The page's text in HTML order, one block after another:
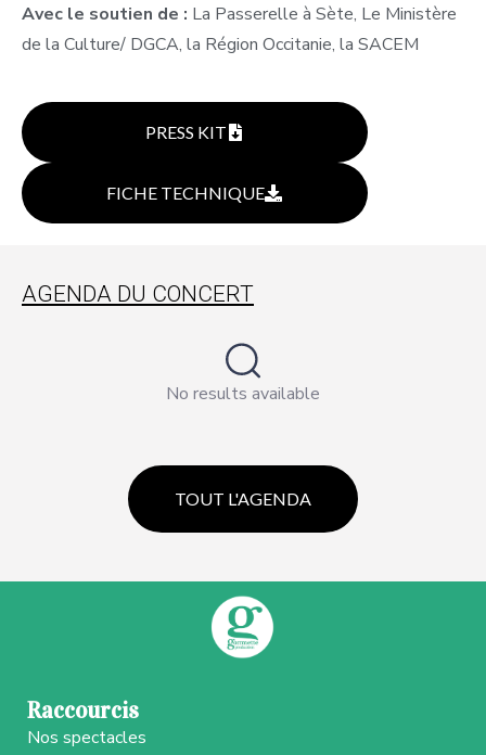
Avec le soutien de : La Passerelle à Sète, Le Ministère
de la Culture/ DGCA, la Région Occitanie, la SACEM
PRESS KIT
FICHE TECHNIQUE
AGENDA DU CONCERT
No results available
TOUT L'AGENDA
Raccourcis
Nos spectacles